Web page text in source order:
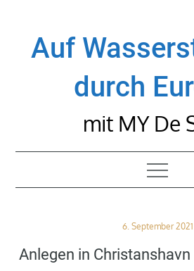
contentAuf
durch
mit MY De
Posted
6. September 2021
Anlegen in